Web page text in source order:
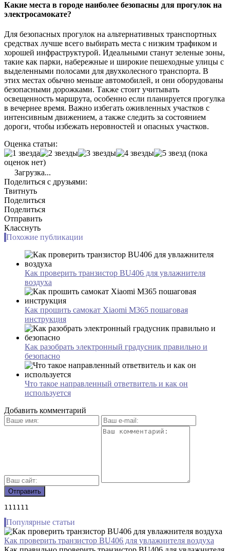
Какие места в городе наиболее безопасны для прогулок на
электросамокате?
Для безопасных прогулок на альтернативных транспортных
средствах лучше всего выбирать места с низким трафиком и
хорошей инфраструктурой. Идеальными станут зеленые зоны,
такие как парки, набережные и широкие пешеходные улицы с
выделенными полосами для двухколесного транспорта. В
этих местах обычно меньше автомобилей, и они оборудованы
безопасными дорожками. Также стоит учитывать
освещенность маршрута, особенно если планируется прогулка
в вечернее время. Важно избегать оживленных участков с
интенсивным движением, а также следить за состоянием
дороги, чтобы избежать неровностей и опасных участков.
Оценка статьи:
(пока
оценок нет)
Загрузка...
Поделиться с друзьями:
Твитнуть
Поделиться
Поделиться
Отправить
Класснуть
Похожие публикации
Как проверить транзистор BU406 для увлажнителя
воздуха
Как прошить самокат Xiaomi M365 пошаговая
инструкция
Как разобрать электронный градусник правильно и
безопасно
Что такое направленный ответвитель и как он
используется
Добавить комментарий
111111
Популярные статьи
Как проверить транзистор BU406 для увлажнителя воздуха